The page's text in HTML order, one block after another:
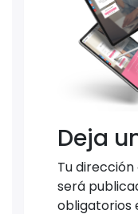
Deja
Tu
será
obligatorios